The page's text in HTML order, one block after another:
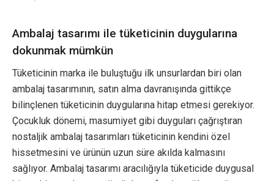
Ambalaj tasarımı ile tüketicinin duygularına
dokunmak mümkün
Tüketicinin marka ile buluştuğu ilk unsurlardan biri olan
ambalaj tasarımının, satın alma davranışında gittikçe
bilinçlenen tüketicinin duygularına hitap etmesi gerekiyor.
Çocukluk dönemi, masumiyet gibi duyguları çağrıştıran
nostaljik ambalaj tasarımları tüketicinin kendini özel
hissetmesini ve ürünün uzun süre akılda kalmasını
sağlıyor. Ambalaj tasarımı aracılığıyla tüketicide duygusal